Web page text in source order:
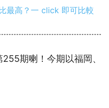
最高？一 click 即可比較
期喇！今期以福岡、